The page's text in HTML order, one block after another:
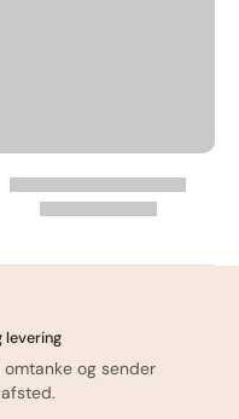
levering
og sender